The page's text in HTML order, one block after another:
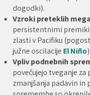
dogodki).
Vzroki preteklih
persistentnimi
zlasti v Pacifiku
južne oscilacije El Niño).
Vpliv podnebnih
povečujejo tveganje
zmanjšanja padavin in